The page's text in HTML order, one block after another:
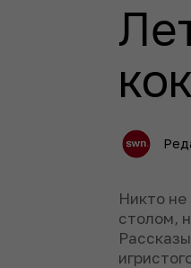
Никто не
столом,